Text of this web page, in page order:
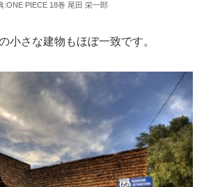
:ONE PIECE 18巻 尾田 栄一郎
小さな建物もほぼ一致です。